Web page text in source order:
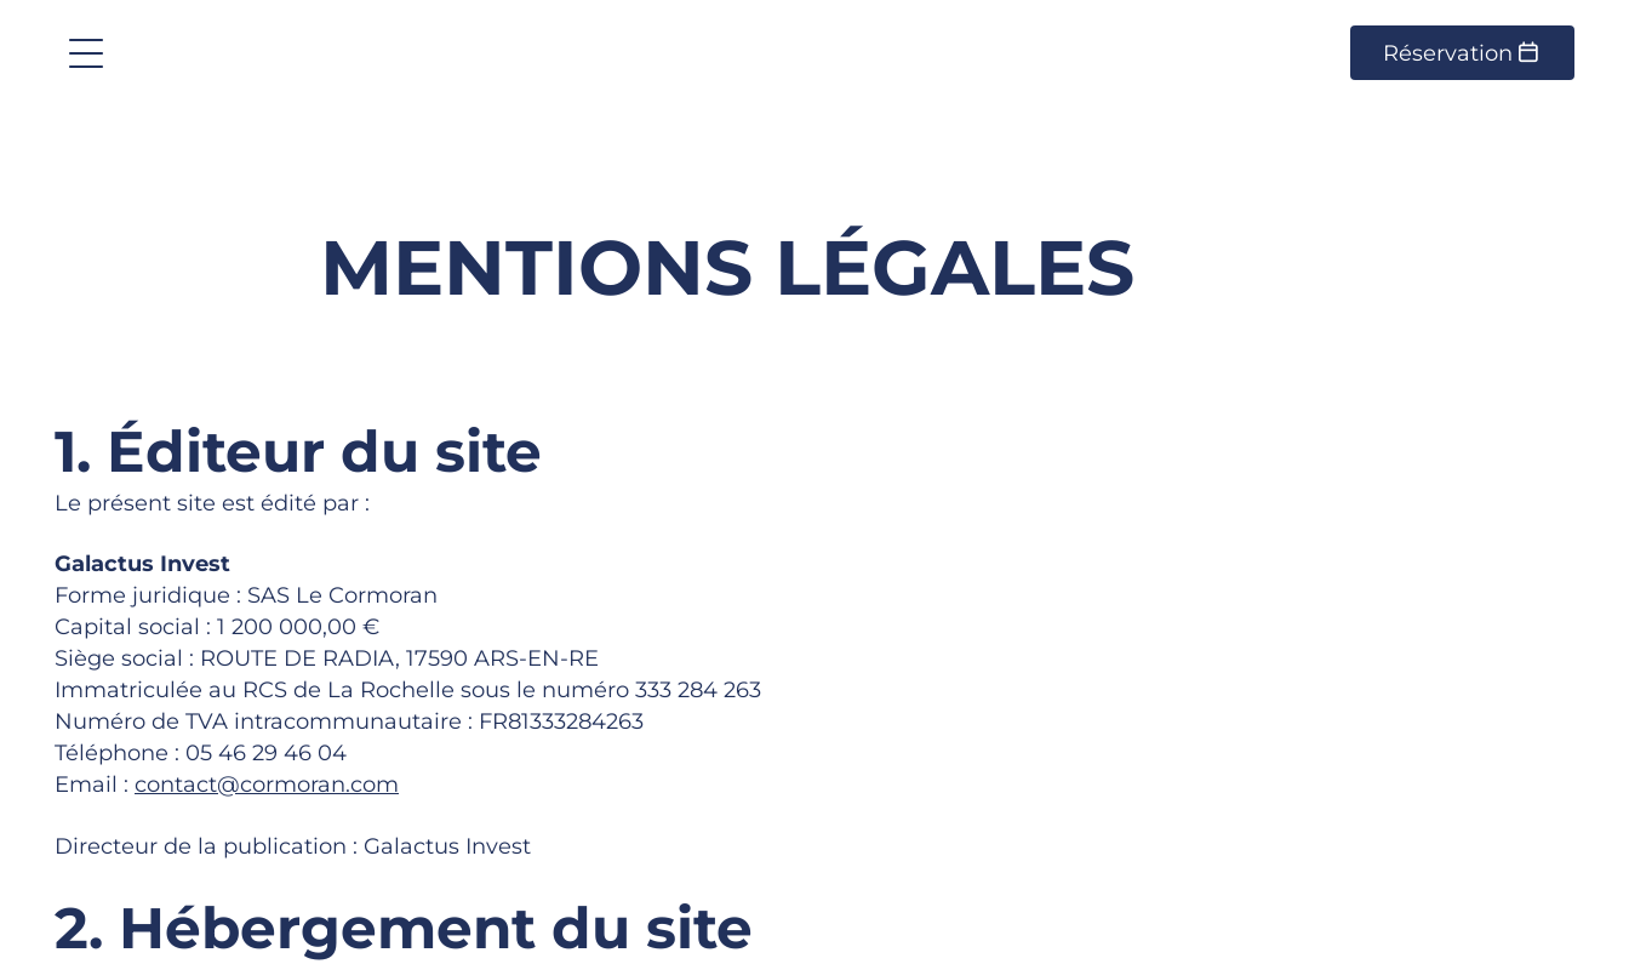
Réservation
MENTIONS LÉGALES
1. Éditeur du site
Le présent site est édité par :
Galactus Invest
Forme juridique : SAS Le Cormoran
Capital social : 1 200 000,00 €
Siège social : ROUTE DE RADIA, 17590 ARS-EN-RE
Immatriculée au RCS de La Rochelle sous le numéro 333 284 263
Numéro de TVA intracommunautaire : FR81333284263
Téléphone : 05 46 29 46 04
Email : contact@cormoran.com
Directeur de la publication : Galactus Invest
2. Hébergement du site